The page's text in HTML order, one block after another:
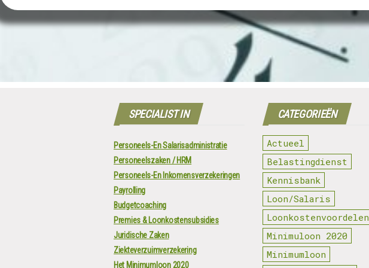
SPECIALIST IN
Personeels-En Salarisadministratie
Personeelszaken / HRM
Personeels-En Inkomensverzekeringen
Payrolling
Budgetcoaching
Premies & Loonkostensubsidies
Juridische Zaken
Ziekteverzuimverzekering
Het Minimumloon 2020
CATEGORIEËN
Actueel
Belastingdienst
Kennisbank
Loon/Salaris
Loonkostenvoordelen
Minimuloon 2020
Minimumloon